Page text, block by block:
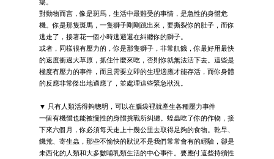
瘍。
對動物而言，像是斑馬，生活中最難受的事情，是急性的身體危
機。你是那隻斑馬，一隻獅子剛剛跳出來，要撕裂你的肚子，而你
逃走了，接著花一個小時逃避還在糾纏你的獅子。
或者，同樣很有壓力的，你是那隻獅子，非常飢餓，你最好用最快
的速度衝過大草原，抓住什麼來吃，否則你就無法活下去。這些是
極度有壓力的事件，而且需要立即的生理適應才能存活，而你身體
的反應非常傑出地適應了，並處理這些緊急狀況。
▼ 只有人類活得夠聰明，可以在腦袋裡就產生各種壓力事件
一個有機體也能被慢性的身體挑戰所糾纏。蝗蟲吃了你的作物，接
下來六個月，你必須每天走上十幾公里去取得足夠的食物。乾旱、
饑荒、寄生蟲，那些不愉快的狀況不是我們常常會有的經驗，卻是
未西化的人類和大多數哺乳類生活的中心事件。要應付這些持續性